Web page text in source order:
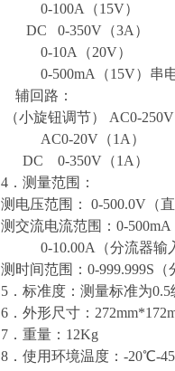
0-100A（15V）
DC 0-350V（3A）
0-10A（20V）
0-500mA（15V）串
辅回路：
（小旋钮调节） AC0-250V
AC0-20V（1A）
DC 0-350V（1A）
4．测量范围：
测电压范围： 0-500.0V（直
测交流电流范围：0-500mA
0-10.00A（分流器输
测时间范围：0-999.999S（
5．标准度：测量标准为0.5
6．外形尺寸：
7．重量：12Kg
8．使用环境温度：-20℃-